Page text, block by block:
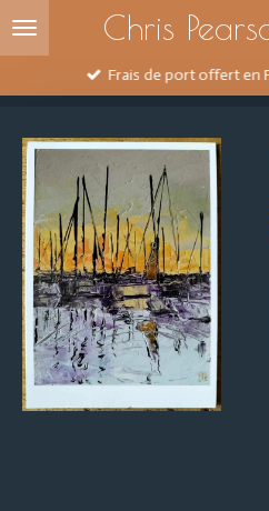
Passer
principal
Chris
Frais de port offert en